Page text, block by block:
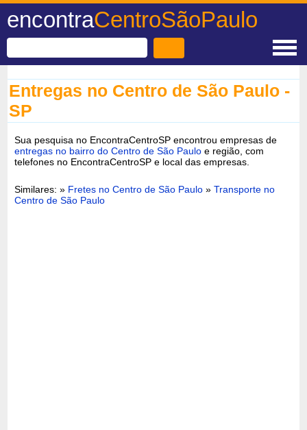
encontraCentroSãoPaulo
Entregas no Centro de São Paulo -
SP
Sua pesquisa no EncontraCentroSP encontrou empresas de
entregas no bairro do Centro de São Paulo e região, com
telefones no EncontraCentroSP e local das empresas.
Similares: » Fretes no Centro de São Paulo »Transporte no
Centro de São Paulo